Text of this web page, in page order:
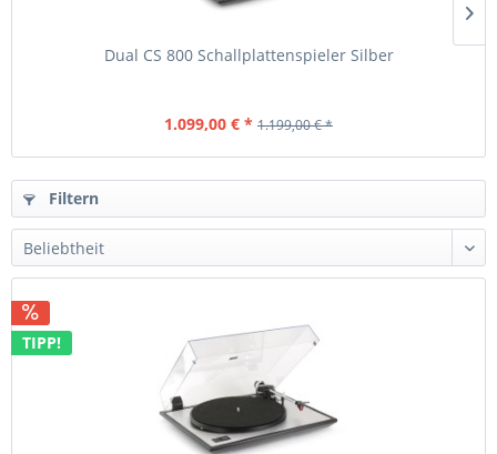
Dual CS 800 Schallplattenspieler Silber
1.099,00 € * 1.199,00 € *
Filtern
TIPP!